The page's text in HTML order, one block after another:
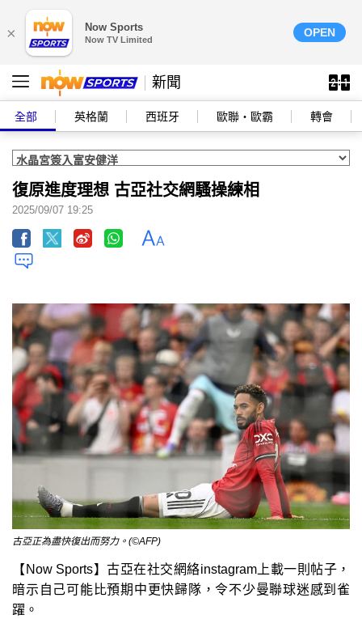
× Now Sports
Now TV Limited
OPEN
新聞
全部 英格蘭 西班牙 歐聯‧歐霸 轉會
復原進度理想 古亞社交網騷操練相
2025/09/07 19:25
古亞正為盡快復出而努力。(©AFP)
【Now Sports】古亞在社交網絡instagram上載一則帖子，
暗示自己可能比預期中更快歸隊，令不少曼聯球迷感到雀
躍。